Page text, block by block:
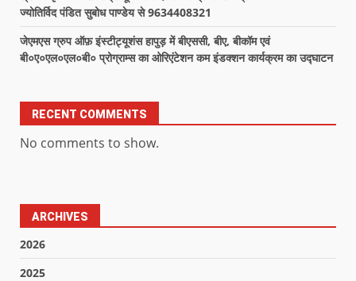
ज्योतिर्विद पंडित सुबोध पाण्डेय से 9634408321
जेएमएस ग्रुप ऑफ़ इंस्टीट्यूशंस हापुड़ में बीएससी, बीए, बीकॉम एवं
बी०ए०एल०एल०बी० प्रोग्राम्स का ओरिएंटेशन कम इंडक्शन कार्यक्रम का उद्घाटन
RECENT COMMENTS
No comments to show.
ARCHIVES
2026
2025